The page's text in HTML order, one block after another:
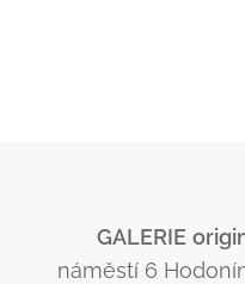
GALERIE
náměstí 6